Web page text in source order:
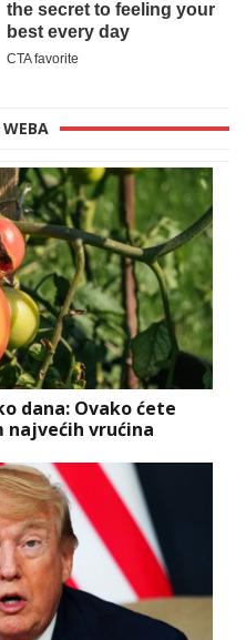
WEBA
dana: Ovako ćete
vrućina